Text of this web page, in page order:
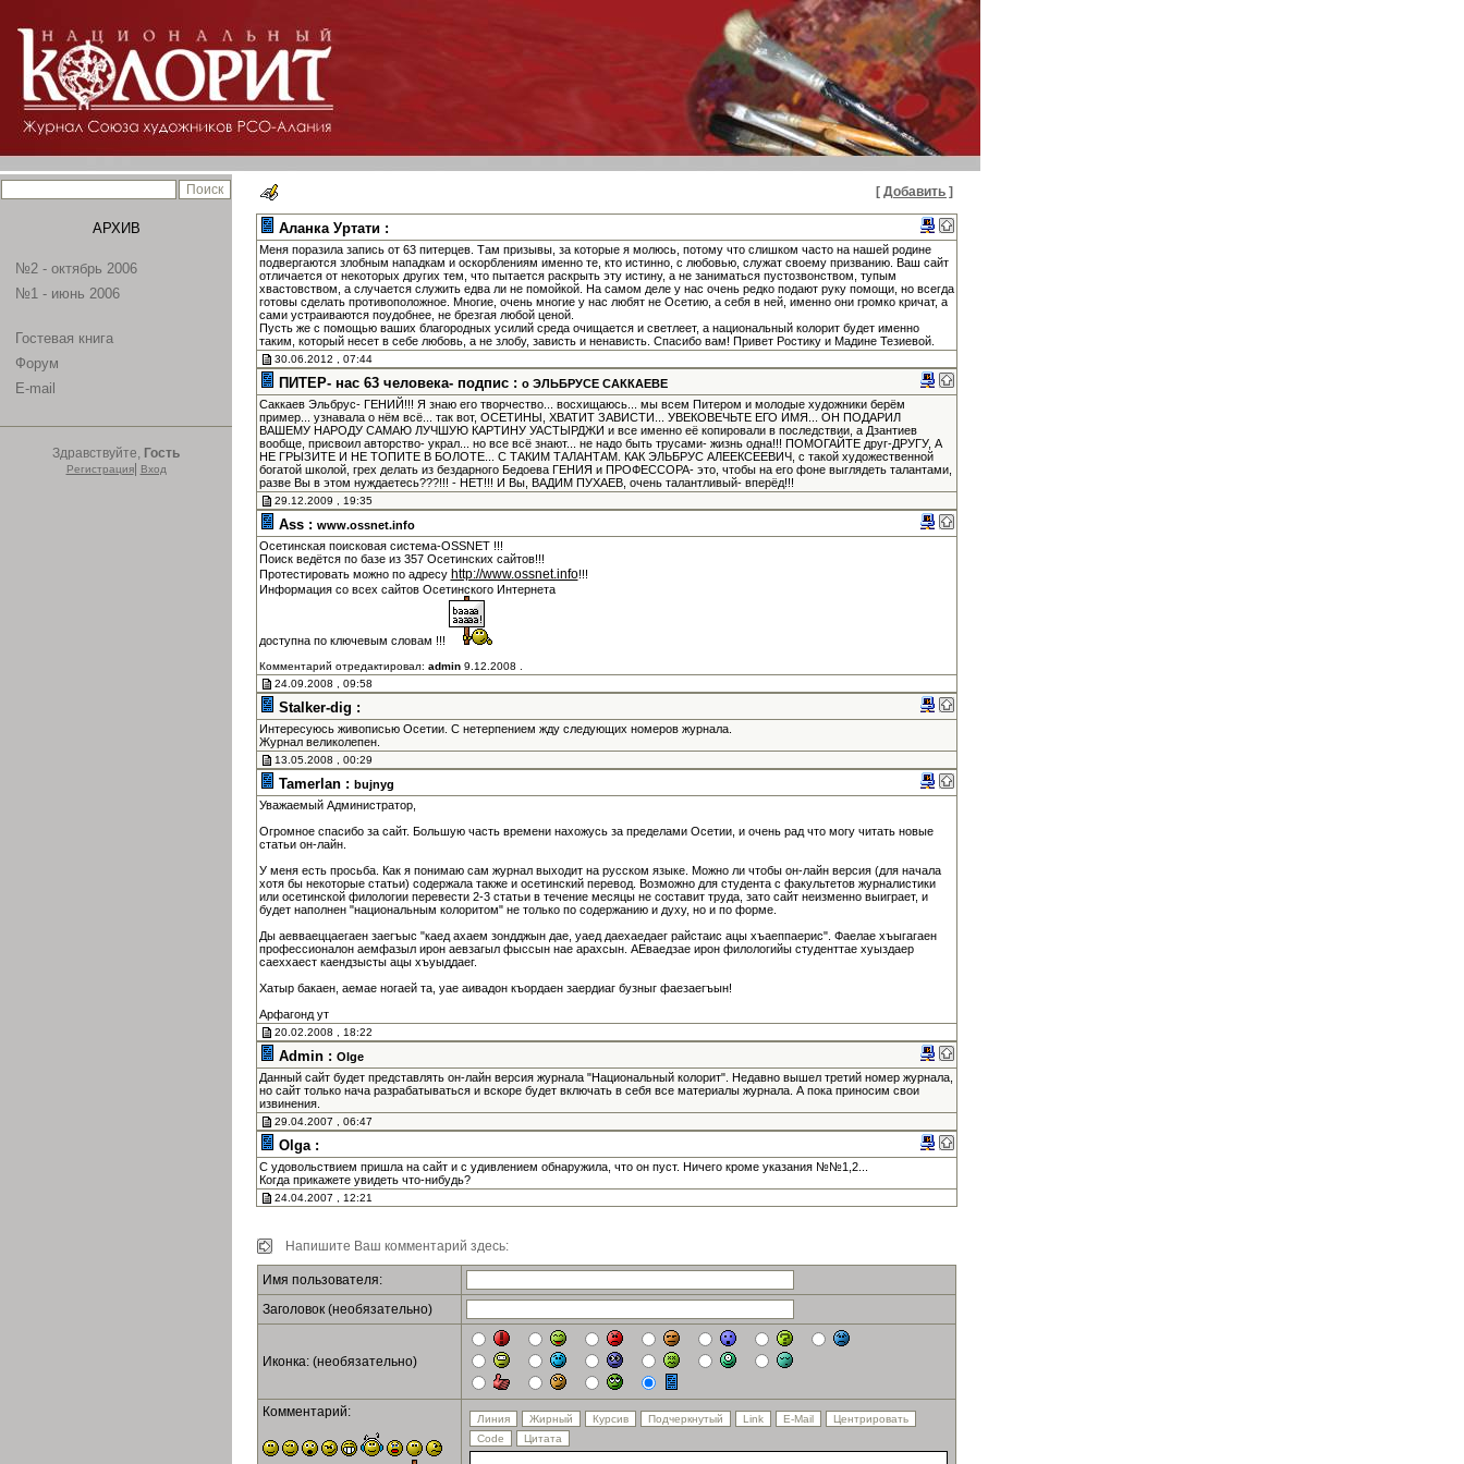
АРХИВ
№2 - октябрь 2006
№1 - июнь 2006
Гостевая книга
Форум
E-mail
Здравствуйте, Гость
Регистрация| Вход
[ Добавить ]
Аланка Уртати :
Меня поразила запись от 63 питерцев. Там призывы, за которые я молюсь, потому что слишком часто на нашей родине
подвергаются злобным нападкам и оскорблениям именно те, кто истинно, с любовью, служат своему призванию. Ваш сайт
отличается от некоторых других тем, что пытается раскрыть эту истину, а не заниматься пустозвонством, тупым
хвастовством, а случается служить едва ли не помойкой. На самом деле у нас очень редко подают руку помощи, но всегда
готовы сделать противоположное. Многие, очень многие у нас любят не Осетию, а себя в ней, именно они громко кричат, а
сами устраиваются поудобнее, не брезгая любой ценой.
Пусть же с помощью ваших благородных усилий среда очищается и светлеет, а национальный колорит будет именно
таким, который несет в себе любовь, а не злобу, зависть и ненависть. Спасибо вам! Привет Ростику и Мадине Тезиевой.
30.06.2012 , 07:44
ПИТЕР- нас 63 человека- подпис : о ЭЛЬБРУСЕ САККАЕВЕ
Саккаев Эльбрус- ГЕНИЙ!!! Я знаю его творчество... восхищаюсь... мы всем Питером и молодые художники берём
пример... узнавала о нём всё... так вот, ОСЕТИНЫ, ХВАТИТ ЗАВИСТИ... УВЕКОВЕЧЬТЕ ЕГО ИМЯ... ОН ПОДАРИЛ
ВАШЕМУ НАРОДУ САМАЮ ЛУЧШУЮ КАРТИНУ УАСТЫРДЖИ и все именно её копировали в последствии, а Дзантиев
вообще, присвоил авторство- украл... но все всё знают... не надо быть трусами- жизнь одна!!! ПОМОГАЙТЕ друг-ДРУГУ, А
НЕ ГРЫЗИТЕ И НЕ ТОПИТЕ В БОЛОТЕ... С ТАКИМ ТАЛАНТАМ. КАК ЭЛЬБРУС АЛЕЕКСЕЕВИЧ, с такой художественной
богатой школой, грех делать из бездарного Бедоева ГЕНИЯ и ПРОФЕССОРА- это, чтобы на его фоне выглядеть талантами,
разве Вы в этом нуждаетесь???!!! - НЕТ!!! И Вы, ВАДИМ ПУХАЕВ, очень талантливый- вперёд!!!
29.12.2009 , 19:35
Ass : www.ossnet.info
Осетинская поисковая система-OSSNET !!!
Поиск ведётся по базе из 357 Осетинских сайтов!!!
Протестировать можно по адресу http://www.ossnet.info!!!
Информация со всех сайтов Осетинского Интернета
доступна по ключевым словам !!!
Комментарий отредактировал: admin9.12.2008 .
24.09.2008 , 09:58
Stalker-dig :
Интересуюсь живописью Осетии. С нетерпением жду следующих номеров журнала.
Журнал великолепен.
13.05.2008 , 00:29
Tamerlan : bujnyg
Уважаемый Администратор,
Огромное спасибо за сайт. Большую часть времени нахожусь за пределами Осетии, и очень рад что могу читать новые
статьи он-лайн.
У меня есть просьба. Как я понимаю сам журнал выходит на русском языке. Можно ли чтобы он-лайн версия (для начала
хотя бы некоторые статьи) содержала также и осетинский перевод. Возможно для студента с факультетов журналистики
или осетинской филологии перевести 2-3 статьи в течение месяцы не составит труда, зато сайт неизменно выиграет, и
будет наполнен "национальным колоритом" не только по содержанию и духу, но и по форме.
Ды аевваеццаегаен заегъыс "каед ахаем зондджын дае, уаед даехаедаег райстаис ацы хъаеппаерис". Фаелае хъыгагаен
профессионалон аемфазыл ирон аевзагыл фыссын нае арахсын. АЕваедзае ирон филологийы студенттае хуыздаер
саеххаест каендзысты ацы хъуыддаег.
Хатыр бакаен, аемае ногаей та, уае аивадон къордаен заердиаг бузныг фаезаегъын!
Арфагонд ут
20.02.2008 , 18:22
Admin : Olge
Данный сайт будет представлять он-лайн версия журнала "Национальный колорит". Недавно вышел третий номер журнала,
но сайт только нача разрабатываться и вскоре будет включать в себя все материалы журнала. А пока приносим свои
извинения.
29.04.2007 , 06:47
Olga :
С удовольствием пришла на сайт и с удивлением обнаружила, что он пуст. Ничего кроме указания №№1,2...
Когда прикажете увидеть что-нибудь?
24.04.2007 , 12:21
Напишите Ваш комментарий здесь:
Имя пользователя:
Заголовок (необязательно)
Иконка: (необязательно)
Комментарий: